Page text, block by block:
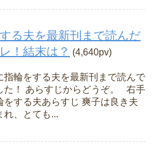
る夫を最新刊まで読んだ
！結末は？ (4,640pv)
指輪をする夫を最新刊まで読んで
た！ あらすじからどうぞ。 右手
をする夫あらすじ 爽子は良き夫
れ、とても...